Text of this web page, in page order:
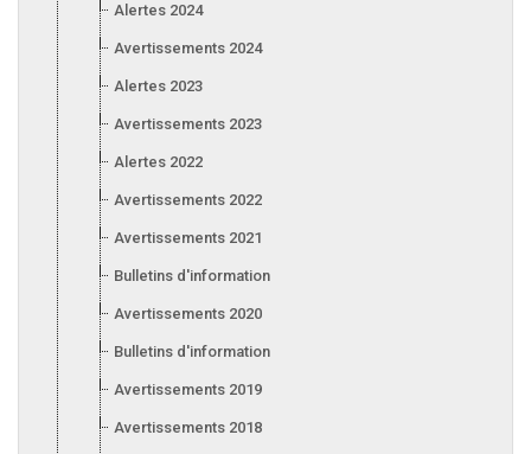
Alertes 2024
Avertissements 2024
Alertes 2023
Avertissements 2023
Alertes 2022
Avertissements 2022
Avertissements 2021
Bulletins d'information 2021
Avertissements 2020
Bulletins d'information 2020
Avertissements 2019
Avertissements 2018